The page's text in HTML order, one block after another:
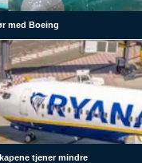
med Boeing
tjener mindre